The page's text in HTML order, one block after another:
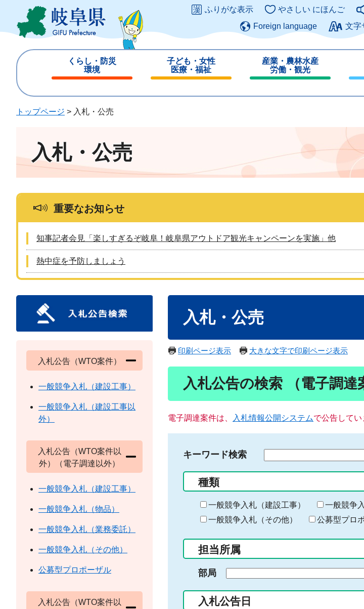
ジ
ュ
このページの本
ふりがな表示 やさしい にほんご
Foreign language
文字
くらし・防災
環境
じ
子ども・女性
医療・福祉
じ
産業・農林水産
労働・観光
じ
じ
トップページ > 入札・公売
入札・公売
重要なお知らせ
知事記者会見「楽しすぎるぞ岐阜！岐阜県アウトドア観光キャンペーンを実施」他
熱中症を予防しましょう
入札・公売
印刷ページ表示 大きな文字で印刷ページ表示
入札公告の検索 （電子調達
電子調達案件は、 入札情報公開システムで公告してい
キーワード検索
る
キ
ー
ー
入
力
種類
一般競争入札（建設工事） 一般競争
一般競争入札（その他）
公募型プロ
担当所属
部局
入札公告日
入札公告（WTO案件）
一般競争入札（建設工事）
一般競争入札（建設工事以
外）
入札公告（WTO案件以
外）（電子調達以外）
一般競争入札（建設工事）
一般競争入札（物品）
一般競争入札（業務委託）
一般競争入札（その他）
公募型プロポーザル
入札公告（WTO案件以